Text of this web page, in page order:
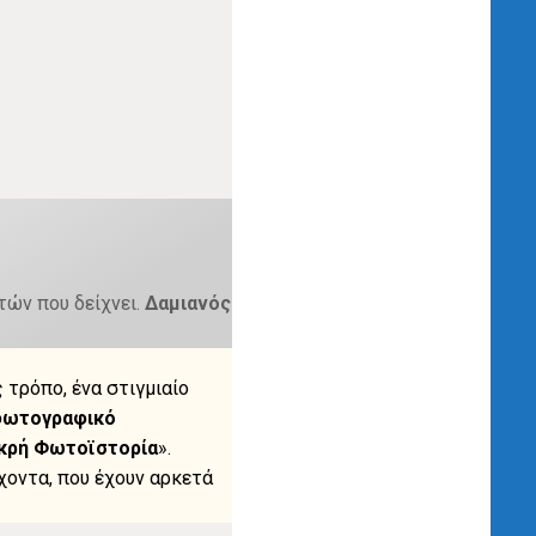
που δείχνει. Δαμιανός
ένα στιγμιαίο
Φωτοϊστορία».
που έχουν αρκετά